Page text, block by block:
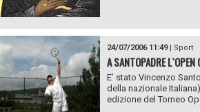
24/07/2006 11:49| Sport
A SANTOPADRE
E’ stato Vincenzo
della nazionale
edizione del Torneo